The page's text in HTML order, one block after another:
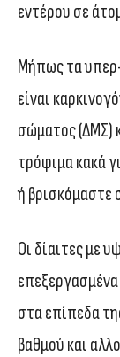
εντέρου σε
Μήπως τα
είναι
σώματος (ΔΜΣ)
τρόφιμα κακά
ή βρισκόμαστε
Οι δίαιτες με
στα επίπεδα
βαθμού και